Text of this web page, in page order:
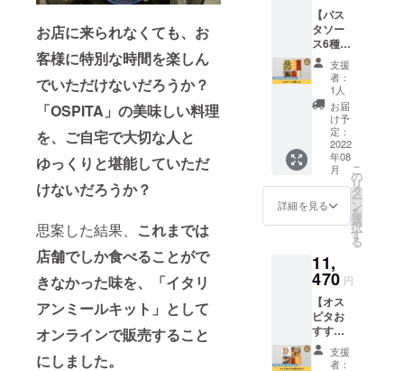
お店に来られなくても、お
客様に特別な時間を楽しん
でいただけないだろうか？
「OSPITA」の美味しい料理
を、ご自宅で大切な人と
ゆっくりと堪能していただ
けないだろうか？
思案した結果、 これまでは
店舗でしか食べることがで
きなかった味を、「イタリ
アンミールキット」として
オンラインで販売すること
にしました。
のコース料
理から選べ
るのと、
オーダーメ
イドでコー
スを作るこ
とも出来、
接待、デー
ト、誕生日
会、飲み会
等、また、
プロジェク
てますの
で、セミ
ナーや映画
鑑賞、ス
ポーツ観戦
なども行っ
ド牛ト
リッパ
の柔ら
かトマ
ト煮
(330g×
1PC) ・
真イワ
シと有
馬山椒
のアー
リオ
オーリ
(200g×
1PC) ※
全て2人
パック
になり
ます。
※仕入れ
の状況
にてグ
ラム数
の大小
可能」
かつ
「今後
の情報
が手に
入る」
LINE公
式アカ
ウント
に登録
ができ
る権利
付きで
す。 ■
商品内
ほうれ
ん草の
カニ味
噌ク
リーム
（270g
×1PC）
・イタ
ツの
ソース
+自家製
ソー
セージ
のア
ヒー
ジョ+自
家製
ソー
セージ
+シナモ
ンピク
ルス液
タソー
ス3種の
セット
はあり
ません
が、ク
ラウド
ファン
【パス
タソー
ス6種
セッ
ト】 オ
スピタ
のおす
すめパ
スタ
ソース6
種セッ
トと
LINE公
式アカ
ウント
登録権
「完全
紹介制
のお店
に予約
可能」
かつ
「今後
の情報
支援
者：
1人
お届
け予
定：
2022
年08
月
詳細を見る
こ
の
リ
タ
ー
ン
を
選
択
す
る
11,
470 円
【オス
ピタお
すすめ
詰め合
わせ】
支援
者：